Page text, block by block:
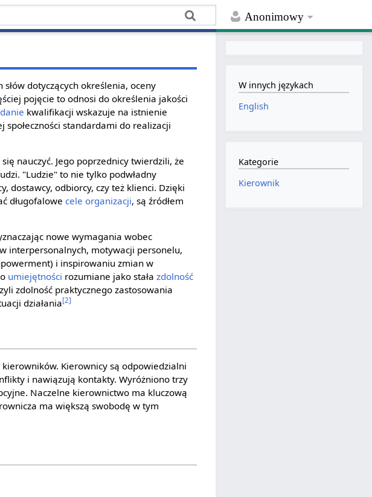
Anonimowy
dotyczących określenia, oceny
pojęcie to odnosi do określenia jakości
kwalifikacji wskazuje na istnienie
społeczności standardami do realizacji
nauczyć. Jego poprzednicy twierdzili, że
"Ludzie" to nie tylko podwładny
dostawcy, odbiorcy, czy też klienci. Dzięki
długofalowecele organizacji, są źródłem
nowe wymagania wobec
interpersonalnych, motywacji personelu,
i inspirowaniu zmian w
umiejętności rozumiane jako stałazdolność
zdolność praktycznego zastosowania
działania[2]
Kierownicy są odpowiedzialni
i nawiązują kontakty. Wyróżniono trzy
Naczelne kierownictwo ma kluczową
ma większą swobodę w tym
W innych językach
English
Kategorie
Kierownik